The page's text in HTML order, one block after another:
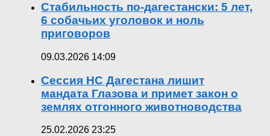
Стабильность по-дагестански: 5 лет,
6 собачьих уголовок и ноль
приговоров
09.03.2026 14:09
Сессия НС Дагестана лишит
мандата Глазова и примет закон о
землях отгонного животноводства
25.02.2026 23:25